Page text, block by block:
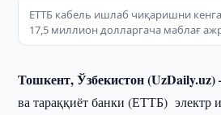
ЕТТБ кабель ишлаб чиқаришни
17,5 миллион долларгача маблағ
Тошкент, Ўзбекистон
ва тараққиёт банки (ЕТТБ) электр